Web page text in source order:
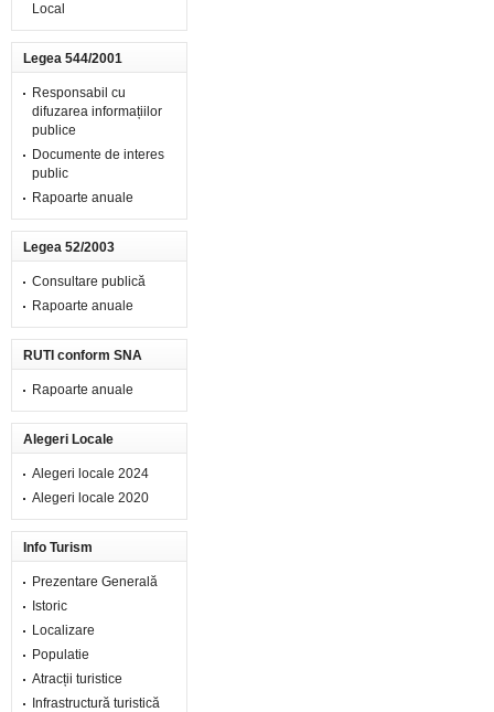
Local
Legea 544/2001
Responsabil cu
difuzarea informațiilor
publice
Documente de interes
public
Rapoarte anuale
Legea 52/2003
Consultare publică
Rapoarte anuale
RUTI conform SNA
Rapoarte anuale
Alegeri Locale
Alegeri locale 2024
Alegeri locale 2020
Info Turism
Prezentare Generală
Istoric
Localizare
Populatie
Atracții turistice
Infrastructură turistică